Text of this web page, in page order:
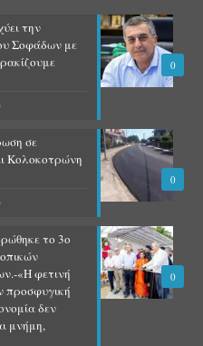
0
την
Σοφάδων με
0
σε
Κολοκοτρώνη
0
το 3ο
«Η φετινή
προσφυγική
δεν
μνήμη,